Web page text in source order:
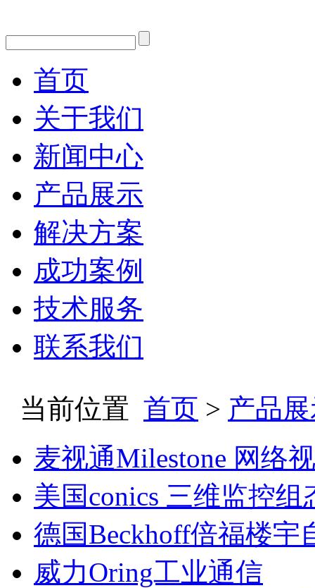
首页
关于我们
新闻中心
产品展示
解决方案
成功案例
技术服务
联系我们
当前位置 首页 > 产品
麦视通Milestone 网络
美国conics 三维监控组
德国Beckhoff倍福楼宇
威力Oring工业通信